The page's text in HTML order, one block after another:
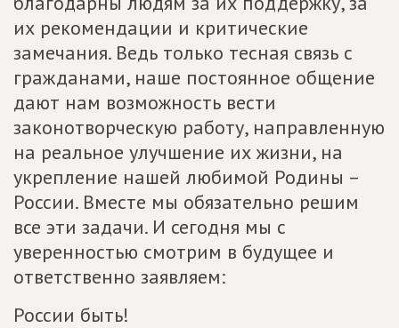
их рекомендации и критические
замечания. Ведь только тесная связь с
гражданами, наше постоянное общение
дают нам возможность вести
законотворческую работу, направленную
на реальное улучшение их жизни, на
укрепление нашей любимой Родины –
России. Вместе мы обязательно решим
все эти задачи. И сегодня мы с
уверенностью смотрим в будущее и
ответственно заявляем:
России быть!